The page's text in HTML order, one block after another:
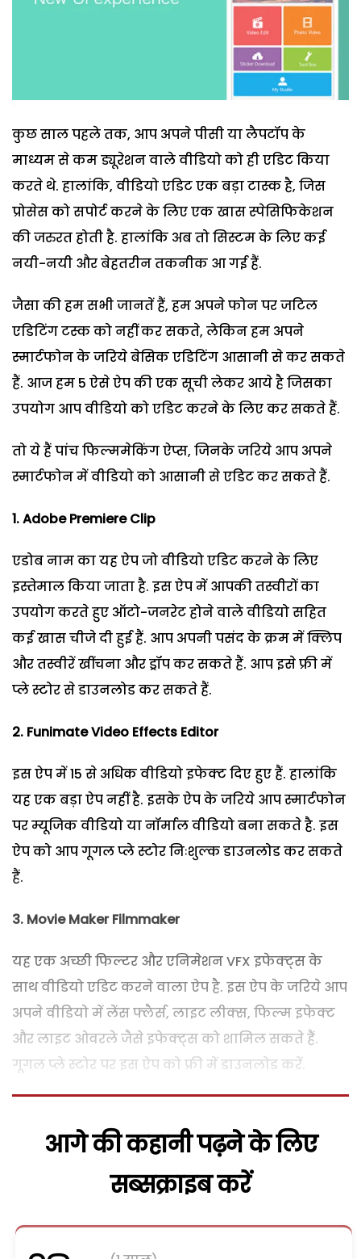
कुछ साल पहले तक, आप अपने पीसी या लैपटॉप के
माध्यम से कम ड्यूरेशन वाले वीडियो को ही एडिट किया
करते थे. हालांकि, वीडियो एडिट एक बड़ा टास्क है, जिस
प्रोसेस को सपोर्ट करने के लिए एक खास स्पेसिफिकेशन
की जरुरत होती है. हालांकि अब तो सिस्टम के लिए कई
नयी-नयी और बेहतरीन तकनीक आ गई हैं.
जैसा की हम सभी जानतें हैं, हम अपने फोन पर जटिल
एडिटिंग टस्क को नहीं कर सकते, लेकिन हम अपने
स्मार्टफोन के जरिये बेसिक एडिटिंग आसानी से कर सकते
हैं. आज हम 5 ऐसे ऐप की एक सूची लेकर आये है जिसका
उपयोग आप वीडियो को एडिट करने के लिए कर सकते हैं.
तो ये हैं पांच फिल्ममेकिंग ऐप्स, जिनके जरिये आप अपने
स्मार्टफोन में वीडियो को आसानी से एडिट कर सकते हैं.
1.Adobe Premiere Clip
एडोब नाम का यह ऐप जो वीडियो एडिट करने के लिए
इस्तेमाल किया जाता है. इस ऐप में आपकी तस्वीरों का
उपयोग करते हुए ऑटो-जनरेट होने वाले वीडियो सहित
कई खास चीजे दी हुई हैं. आप अपनी पसंद के क्रम में क्लिप
और तस्वीरें खींचना और ड्रॉप कर सकते हैं. आप इसे फ्री में
प्ले स्टोर से डाउनलोड कर सकते हैं.
2. Funimate Video Effects Editor
इस ऐप में 15 से अधिक वीडियो इफेक्ट दिए हुए हैं. हालांकि
यह एक बड़ा ऐप नहीं है. इसके ऐप के जरिये आप स्मार्टफोन
पर म्यूजिक वीडियो या नॉर्माल वीडियो बना सकते है. इस
ऐप को आप गूगल प्ले स्टोर निःशुल्क डाउनलोड कर सकते
हैं.
3. Movie Maker Filmmaker
यह एक अच्छी फिल्टर और एनिमेशन VFX इफेक्ट्स के
साथ वीडियो एडिट करने वाला ऐप है. इस ऐप के जरिये आप
अपने वीडियो में लेंस फ्लैर्स, लाइट लीक्स, फिल्म इफेक्ट
और लाइट ओवरले जैसे इफेक्ट्स को शामिल सकते हैं.
गूगल प्ले स्टोर पर इस ऐप को फ्री में डाउनलोड करें.
आगे की कहानी पढ़ने के लिए
सब्सक्राइब करें